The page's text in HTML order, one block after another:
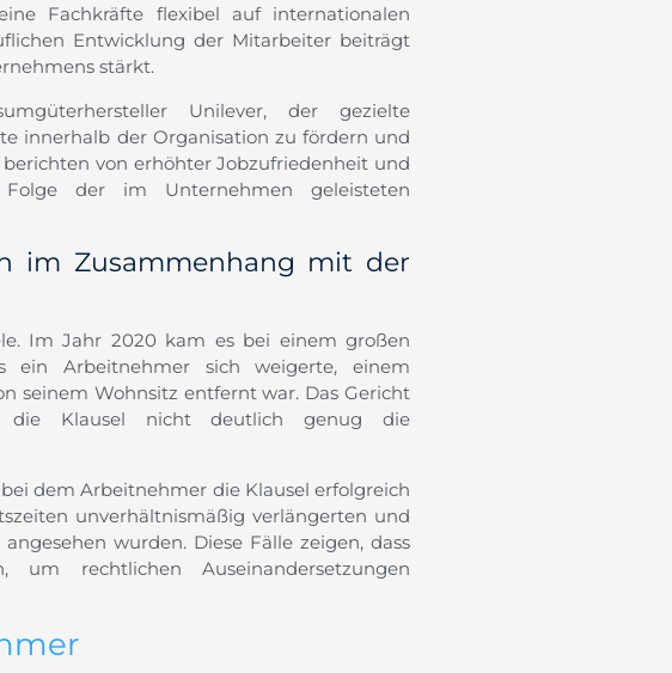
Fachkräfte flexibel auf internationalen
Entwicklung der Mitarbeiter beiträgt
stärkt.
Unilever, der gezielte
innerhalb der Organisation zu fördern und
von erhöhter Jobzufriedenheit und
Folge der im Unternehmen geleisteten
im Zusammenhang mit der
Im Jahr 2020 kam es bei einem großen
ein Arbeitnehmer sich weigerte, einem
seinem Wohnsitz entfernt war. Das Gericht
die Klausel nicht deutlich genug die
dem Arbeitnehmer die Klausel erfolgreich
unverhältnismäßig verlängerten und
wurden. Diese Fälle zeigen, dass
um rechtlichen Auseinandersetzungen